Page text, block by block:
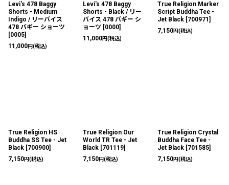
Levi's 478 Baggy
Shorts - Medium
Indigo / リーバイス
478 バギー ショーツ
[0005]
11,000円(税込)
Levi's 478 Baggy
Shorts - Black / リー
バイス 478 バギー シ
ョーツ [0000]
11,000円(税込)
True Religion Marker
Script Buddha Tee -
Jet Black [700971 ]
7,150円(税込)
True Religion HS
Buddha SS Tee - Jet
Black [700900]
7,150円(税込)
True Religion Our
World TR Tee - Jet
Black [701119]
7,150円(税込)
True Religion Crystal
Buddha Face Tee -
Jet Black [701585]
7,150円(税込)